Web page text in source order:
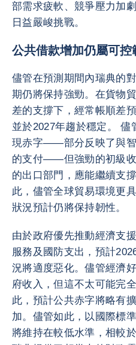
部需求疲軟、競爭壓力加
日益嚴峻挑戰。
公共借款增加仍屬可控
儘管在預測期間內瑞典的
期仍將保持強勁。在貨物
差的支撐下，經常帳順差
並於2027年趨於穩定。 儘
現赤字——部分反映了與智
的支付——但強勁的初級
的出口部門，應能繼續支
此，儘管全球貿易環境更
狀況預計仍將保持韌性。
由於政府優先推動經濟支
服務及國防支出，預計
況將適度惡化。儘管經濟
府收入，但這不太可能完
此，預計公共赤字將略有
加。儘管如此，以國際標
將維持在較低水準，相較